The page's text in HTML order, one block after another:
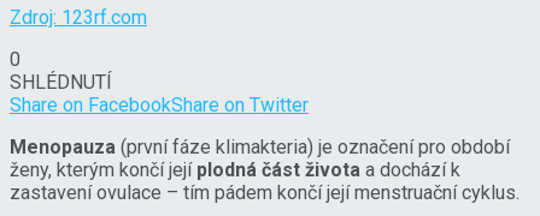
Zdroj: 123rf.com
0
SHLÉDNUTÍ
Share on FacebookShare on Twitter
Menopauza (první fáze klimakteria) je označení pro období
ženy, kterým končí její plodná část života a dochází k
zastavení ovulace – tím pádem končí její menstruační cyklus.